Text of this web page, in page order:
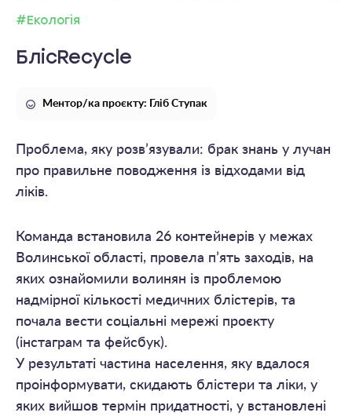
#Екологія
БлісRecycle
Ментор/ка проєкту: Гліб Ступак
Проблема, яку розв’язували: брак знань у лучан
про правильне поводження із відходами від
ліків.
Команда встановила 26 контейнерів у межах
Волинської області, провела п’ять заходів, на
яких ознайомили волинян із проблемою
надмірної кількості медичних блістерів, та
почала вести соціальні мережі проєкту
(інстаграм та фейсбук).
У результаті частина населення, яку вдалося
проінформувати, скидають блістери та ліки, у
яких вийшов термін придатності, у встановлені